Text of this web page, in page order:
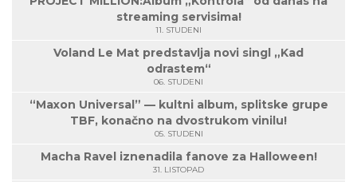
streaming servisima!
11. STUDENI
Voland Le Mat predstavlja novi singl „Kad
odrastem“
06. STUDENI
“Maxon Universal” — kultni album, splitske grupe
TBF, konačno na dvostrukom vinilu!
05. STUDENI
Macha Ravel iznenadila fanove za Halloween!
31. LISTOPAD